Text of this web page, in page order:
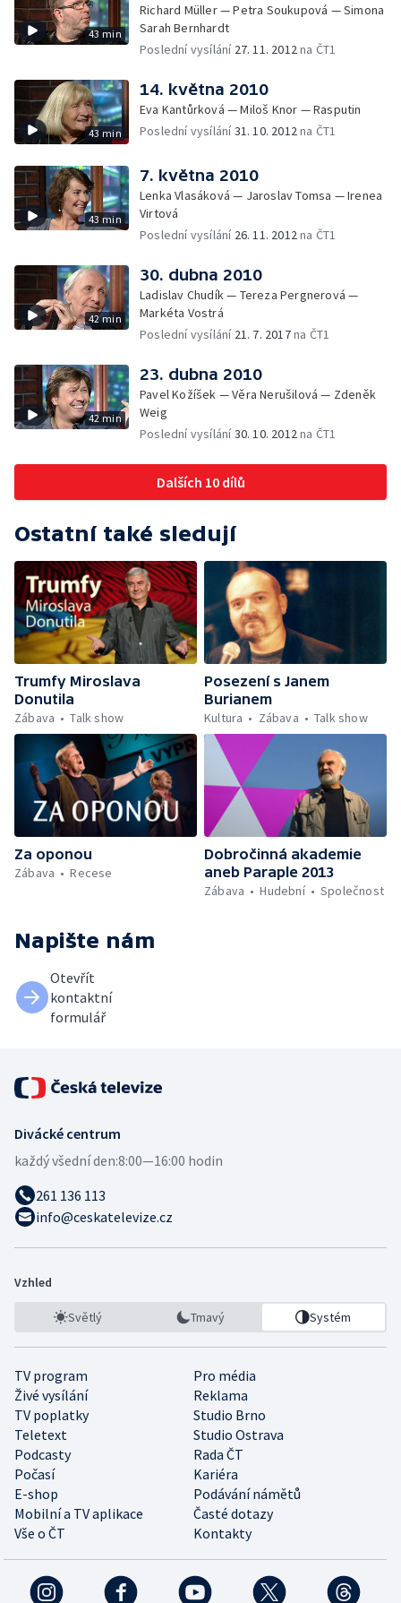
43 min
Richard Müller — Petra Soukupová — Simona
Sarah Bernhardt
Poslední vysílání 27. 11. 2012na ČT1
43 min
14. května 2010
Eva Kantůrková — Miloš Knor — Rasputin
Poslední vysílání31. 10. 2012na ČT1
43 min
7. května 2010
Lenka Vlasáková — Jaroslav Tomsa — Irenea
Virtová
Poslední vysílání 26. 11. 2012na ČT1
42 min
30. dubna 2010
Ladislav Chudík — Tereza Pergnerová —
Markéta Vostrá
Poslední vysílání 21. 7. 2017na ČT1
42 min
23. dubna 2010
Pavel Kožíšek — Věra Nerušilová — Zdeněk
Weig
Poslední vysílání30. 10. 2012na ČT1
Dalších 10 dílů
Ostatní také sledují
Trumfy Miroslava
Donutila
Zábava
Talk show
Posezení s Janem
Burianem
Kultura
Zábava Talk show
Za oponou
Zábava
Recese
Dobročinná akademie
aneb Paraple 2013
Zábava
Hudební Společnost
Napište nám
Otevřít
kontaktní
formulář
Divácké centrum
každý všední den:8:00—16:00 hodin
261 136 113
info@ceskatelevize.cz
Vzhled
Světlý Tmavý Systém
TV program
Pro média
Živé vysílání
Reklama
TV poplatky
Studio Brno
Teletext
Studio Ostrava
Podcasty
Rada ČT
Počasí
Kariéra
E-shop
Podávání námětů
Mobilní a TV aplikace
Časté dotazy
Vše o ČT
Kontakty